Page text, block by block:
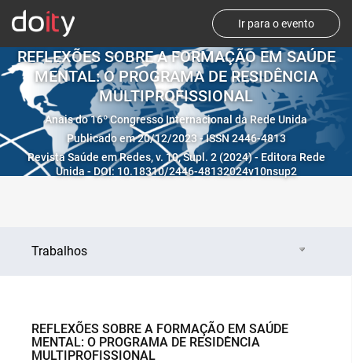
Ir para o evento
REFLEXÕES SOBRE A FORMAÇÃO EM SAÚDE
MENTAL: O PROGRAMA DE RESIDÊNCIA
MULTIPROFISSIONAL
Anais do 16º Congresso Internacional da Rede Unida
Publicado em 20/12/2023 - ISSN 2446-4813
Revista Saúde em Redes, v. 10, Supl. 2 (2024) - Editora Rede
Unida - DOI: 10.18310/2446-48132024v10nsup2
Trabalhos
REFLEXÕES SOBRE A FORMAÇÃO EM SAÚDE
MENTAL: O PROGRAMA DE RESIDÊNCIA
MULTIPROFISSIONAL